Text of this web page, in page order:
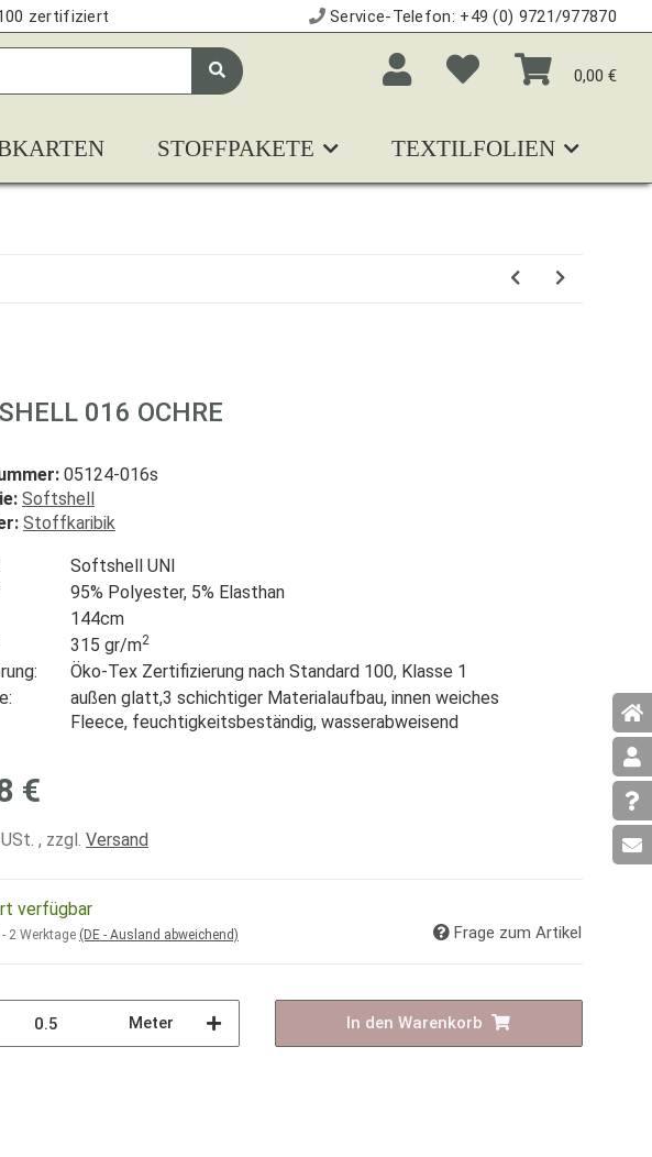
zertifiziert Service-Telefon: +49 (0) 9721/977870
0,00 €
STOFFPAKETE TEXTILFOLIEN
016 OCHRE
05124-016s
Softshell
Stoffkaribik
Softshell UNI
95% Polyester, 5% Elasthan
144cm
315 gr/m2
Öko-Tex Zertifizierung nach Standard 100, Klasse 1
außen glatt,3 schichtiger Materialaufbau, innen weiches
Fleece, feuchtigkeitsbeständig, wasserabweisend
€
, zzgl. Versand
verfügbar
- 2 Werktage (DE - Ausland abweichend) Frage zum Artikel
Meter In den Warenkorb